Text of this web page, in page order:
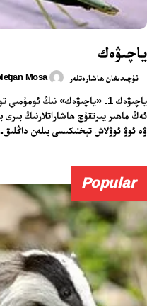
ياچىۋەك
ئۇچىدىغان ھاشارەتلەر Mosa
ياچىۋەك 1. «ياچىۋەك» نىڭ
ئەڭ ماھىر يىرتقۇچ ھاشاراتلارنىڭ
ۋە ئوۋ ئوۋلاش تېخنىكىسى بىلەن
Popular